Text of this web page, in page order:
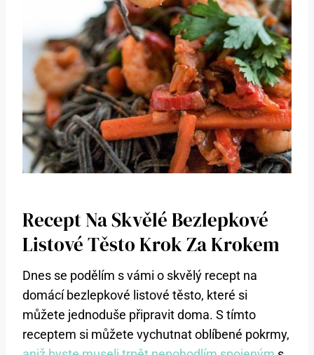
Recept Na Skvělé Bezlepkové
Listové Těsto Krok Za Krokem
Dnes se podělím s vámi o skvělý recept na
domácí bezlepkové listové těsto, které si
můžete jednoduše připravit doma. S tímto
receptem si můžete vychutnat oblíbené pokrmy,